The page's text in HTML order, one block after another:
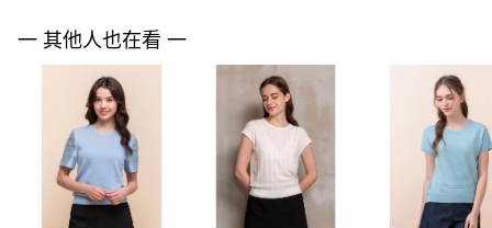
２．關於個人資料處理事宜，請瀏覽以下網址：
３．未成年的使用者請事先徵得法定代理人或監護人之同意方可使用
「AFTEE先享後付」，若未經同意申辦者引起之損失，本公司不負相關責
４．使用「AFTEE先享後付」時，將依據個別帳號之用戶狀況，依本公司即
時審查核予不同之上限額度；若仍有額度不足之情形，本公司將視審查結果
請求用戶進行身份認證。
５．嚴禁一人註冊多個帳號或使用他人資訊註冊。若發現惡意使用之情形，
恩沛科技股份有限公司將有權停止該用戶之使用額度並採取法律行動。
一 其他人也在看 一